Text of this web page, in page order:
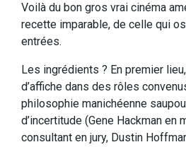
Voilà du bon gros vrai cinéma
recette imparable, de celle qui
entrées.
Les ingrédients ? En premier
d’affiche dans des rôles
philosophie manichéenne
d’incertitude (Gene Hackman en
consultant en jury, Dustin